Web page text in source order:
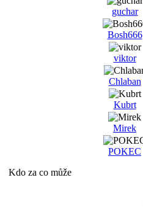
guchar
Bosh666
viktor
Chlaban
Kubrt
Mirek
POKEC
Kdo za co může